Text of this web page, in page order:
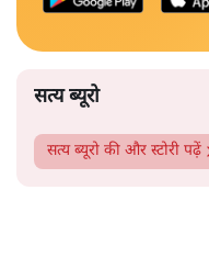
सत्य ब्यूरो
सत्य ब्यूरो की और स्टोरी पढ़ें